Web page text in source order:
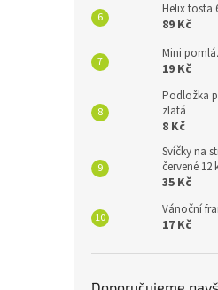
Helix tosta
89 Kč
Mini
19 Kč
Podložka
zlatá
8 Kč
Svíčky na
červené 12
35 Kč
Vánoční
17 Kč